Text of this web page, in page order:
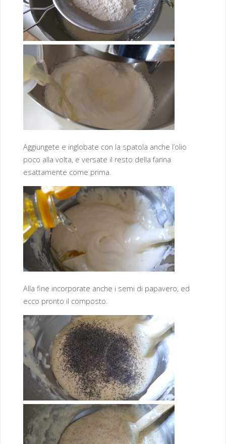
Aggiungete e inglobate con la spatola anche l’olio
poco alla volta, e versate il resto della farina
esattamente come prima.
Alla fine incorporate anche i semi di papavero, ed
ecco pronto il composto.